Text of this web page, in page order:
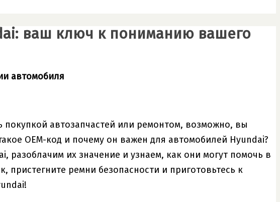
ваш ключ к пониманию вашего
автомобиля
автозапчастей или ремонтом, возможно, вы
OEM-код и почему он важен для автомобилей Hyundai?
разоблачим их значение и узнаем, как они могут помочь в
ремни безопасности и приготовьтесь к